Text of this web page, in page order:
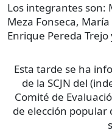
Los integrantes son:
Meza Fonseca,
Enrique Pereda
Esta tarde se ha
de la SCJN del
Comité de
de elección popular